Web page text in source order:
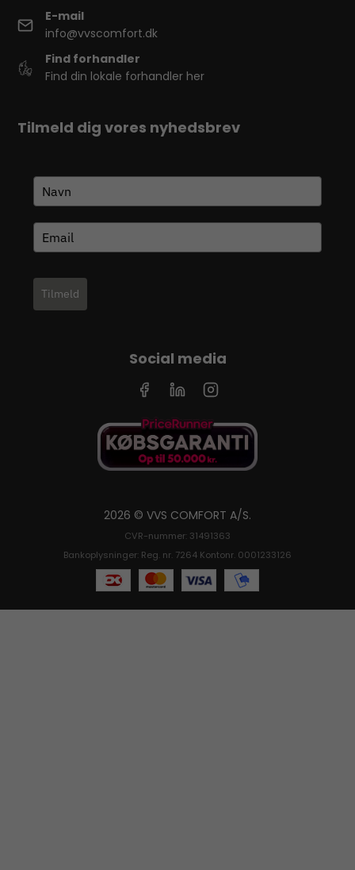
E-mail
info@vvscomfort.dk
Find forhandler
Find din lokale forhandler her
Tilmeld dig vores nyhedsbrev
Tilmeld
Social media
2026 © VVS COMFORT A/S.
CVR-nummer: 31491363
Bankoplysninger: Reg. nr. 7264 Kontonr. 0001233126